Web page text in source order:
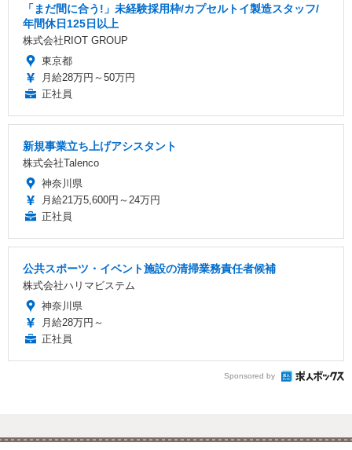
「まだ間に合う!」未経験採用枠/カプセルトイ製造スタッフ/
年間休日125日以上
株式会社RIOT GROUP
東京都
月給28万円～50万円
正社員
新規事業立ち上げアシスタント
株式会社Talenco
神奈川県
月給21万5,600円～24万円
正社員
公共スポーツ・イベント施設の清掃業務責任者候補
株式会社ハリマビステム
神奈川県
月給28万円～
正社員
Sponsored by